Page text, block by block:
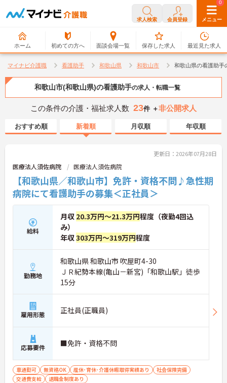
求人検索 会員登録 メニュー
ホーム 初めての方へ 面談会場一覧
0
保存した求人
0
最近見た求人
マイナビ介護職 看護助手 和歌山県 和歌山市 和歌山県の看護助手
和歌山市(和歌山県)の看護助手の求人・転職一覧
この条件の介護・福祉求人数 23件 ＋非公開求人
おすすめ順 新着順 月収順 年収順
更新日：2026年07月28日
医療法人須佐病院 医療法人須佐病院
【和歌山県／和歌山市】免許・資格不問♪急性期
病院にて看護助手の募集＜正社員＞
給料
月収 20.3万円～21.3万円程度（夜勤4回込
み）
年収303万円～319万円程度
勤務地
和歌山県 和歌山市 吹屋町4-30
ＪＲ紀勢本線(亀山－新宮)「和歌山駅」徒歩
15分
雇用形態 正社員(正職員)
応募要件 ■免許・資格不問
車通勤可 無資格OK 産休･育休･介護休暇取得実績あり
社会保険完備
交通費支給
退職金制度あり